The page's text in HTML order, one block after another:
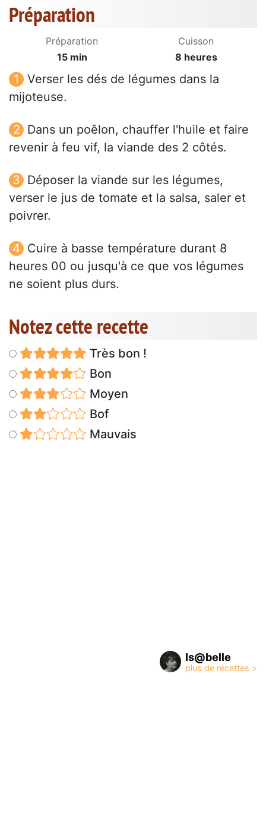
Préparation
Préparation
15 min
Cuisson
8 heures
Verser les dés de légumes dans la
mijoteuse.
Dans un poêlon, chauffer l'huile et faire
revenir à feu vif, la viande des 2 côtés.
Déposer la viande sur les légumes,
verser le jus de tomate et la salsa, saler et
poivrer.
Cuire à basse température durant 8
heures 00 ou jusqu'à ce que vos légumes
ne soient plus durs.
Notez cette recette
Très bon !
Bon
Moyen
Bof
Mauvais
Is@belle